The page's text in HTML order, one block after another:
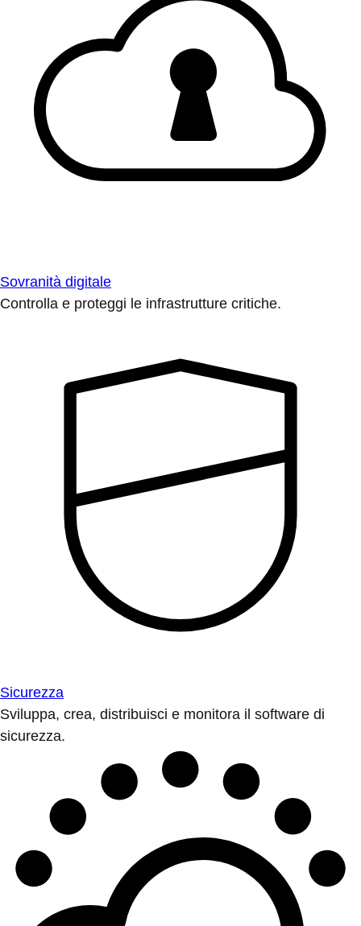
Sovranità digitale
Controlla e proteggi le infrastrutture critiche.
Sicurezza
Sviluppa, crea, distribuisci e monitora il software di
sicurezza.